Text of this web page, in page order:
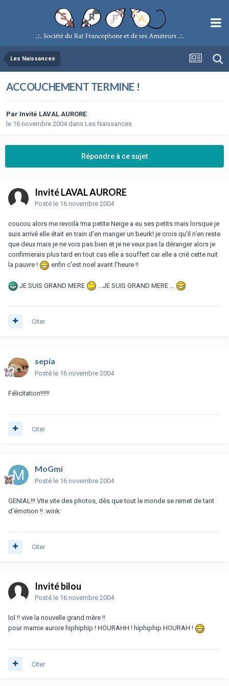
Les Naissances
ACCOUCHEMENT TERMINE !
Par Invité LAVAL AURORE
le 16 novembre 2004dans Les Naissances
Répondre à ce sujet
Invité LAVAL AURORE
Posté le 16 novembre 2004
coucou alors me revoilà !ma petite Neige a eu ses petits mais lorsque je
suis arrivé elle était en train d'en manger un beurk! je crois qu'il n'en reste
que deux mais je ne vois pas bien et je ne veux pas la déranger alors je
confirmerais plus tard en tout cas elle a souffert car elle a crié cette nuit
la pauvre !
enfin c'est noel avant l'heure !!
JE SUIS GRAND MERE ...JE SUIS GRAND MERE ...
Citer
sepia
Posté le 16 novembre 2004
Félicitation!!!!!!
Citer
MoGmi
Posté le 16 novembre 2004
GENIAL!!! Vite vite des photos, dès que tout le monde se remet de tant
d'émotion !! :wink:
Citer
Invité bilou
Posté le 16 novembre 2004
lol !! vive la nouvelle grand mère !!
pour mamie aurore hiphiphip ! HOURAHH ! hiphiphip HOURAH !
Citer